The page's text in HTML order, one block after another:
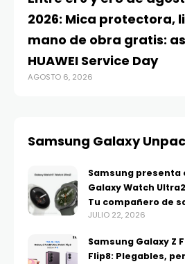
2026: Mica protectora,
mano de obra gratis:
HUAWEI Service Day
AGOSTO 6, 2026
Samsung Galaxy
Samsung
Galaxy Watch
Tu compañero de
JULIO 22, 2026
Samsung Galaxy Z
Flip8: Plegables,